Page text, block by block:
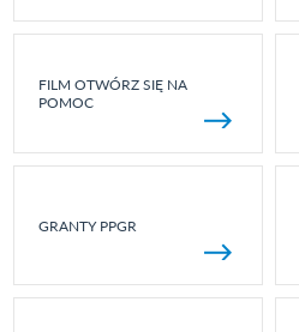
FILM OTWÓRZ SIĘ NA
POMOC
GRANTY PPGR